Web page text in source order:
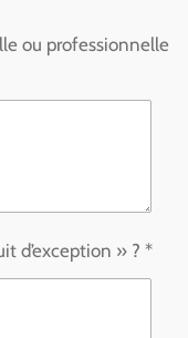
ou professionnelle
d’exception » ? *